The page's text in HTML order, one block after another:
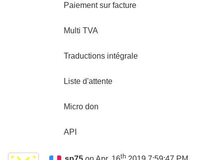
Paiement sur facture
Multi TVA
Traductions intégrale
Liste d'attente
Micro don
API
th